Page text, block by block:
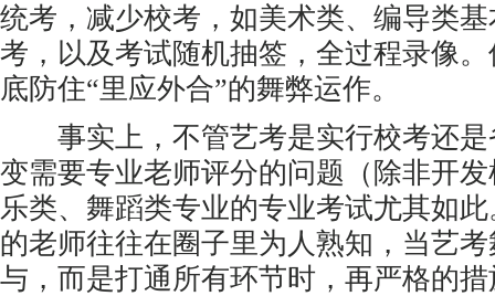
统考，减少校考，如美术类、编导类
考，以及考试随机抽签，全过程录像
底防住“里应外合”的舞弊运作。
事实上，不管艺考是实行校考还是
变需要专业老师评分的问题（除非开
乐类、舞蹈类专业的专业考试尤其如
的老师往往在圈子里为人熟知，当艺
与，而是打通所有环节时，再严格的